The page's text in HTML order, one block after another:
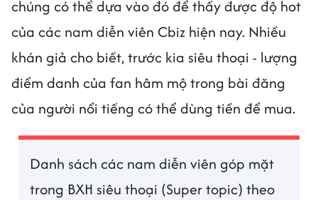
chúng có thể dựa vào đó để thấy được độ hot
của các nam diễn viên Cbiz hiện nay. Nhiều
khán giả cho biết, trước kia siêu thoại - lượng
điểm danh của fan hâm mộ trong bài đăng
của người nổi tiếng có thể dùng tiền để mua.
Danh sách các nam diễn viên góp mặt
trong BXH siêu thoại (Super topic) theo